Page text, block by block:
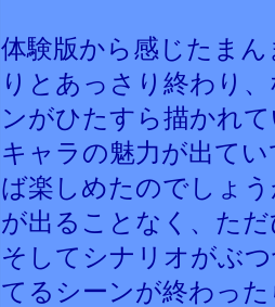
体験版から感じたま
りとあっさり終わり
ンがひたすら描かれ
キャラの魅力が出て
ば楽しめたのでしょ
が出ることなく、た
そしてシナリオがぶ
てるシーンが終わっ